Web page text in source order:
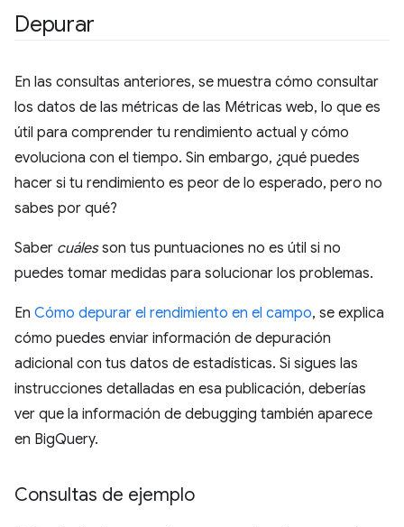
Depurar
En las consultas anteriores, se muestra cómo consultar
los datos de las métricas de las Métricas web, lo que es
útil para comprender tu rendimiento actual y cómo
evoluciona con el tiempo. Sin embargo, ¿qué puedes
hacer si tu rendimiento es peor de lo esperado, pero no
sabes por qué?
Saber cuálesson tus puntuaciones no es útil si no
puedes tomar medidas para solucionar los problemas.
En Cómo depurar el rendimiento en el campo, se explica
cómo puedes enviar información de depuración
adicional con tus datos de estadísticas. Si sigues las
instrucciones detalladas en esa publicación, deberías
ver que la información de debugging también aparece
en BigQuery.
Consultas de ejemplo